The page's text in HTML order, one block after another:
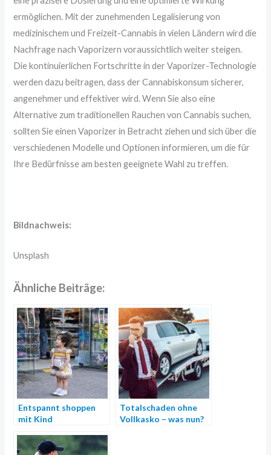
ermöglichen. Mit der zunehmenden Legalisierung von
medizinischem und Freizeit-Cannabis in vielen Ländern wird die
Nachfrage nach Vaporizern voraussichtlich weiter steigen.
Die kontinuierlichen Fortschritte in der Vaporizer-Technologie
werden dazu beitragen, dass der Cannabiskonsum sicherer,
angenehmer und effektiver wird. Wenn Sie also eine
Alternative zum traditionellen Rauchen von Cannabis suchen,
sollten Sie einen Vaporizer in Betracht ziehen und sich über die
verschiedenen Modelle und Optionen informieren, um die für
Ihre Bedürfnisse am besten geeignete Wahl zu treffen.
Bildnachweis:
Unsplash
Ähnliche Beiträge:
Entspannt shoppen
mit Kind
Totalschaden ohne
Vollkasko – was nun?